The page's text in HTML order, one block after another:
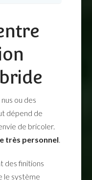
ou des
dépend de
de bricoler.
très personnel
des finitions
le système